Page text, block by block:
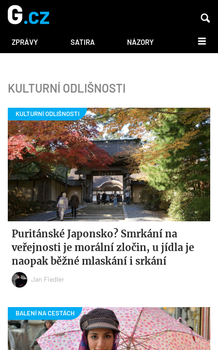
ZPRÁVY SATIRA NÁZORY DALŠÍ
KULTURNÍ ODLIŠNOSTI
Puritánské Japonsko? Smrkání na
veřejnosti je morální zločin, u jídla je
naopak běžné mlaskání i srkání
Jan Fiedler